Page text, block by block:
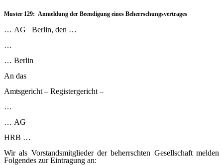
Muster 129: Anmeldung der Beendigung eines Beherrschungsvertrages
… AG Berlin, den …
…
… Berlin
An das
Amtsgericht – Registergericht –
…
… AG
HRB …
Wir als Vorstandsmitglieder der beherrschten Gesellschaft melden
Folgendes zur Eintragung an: